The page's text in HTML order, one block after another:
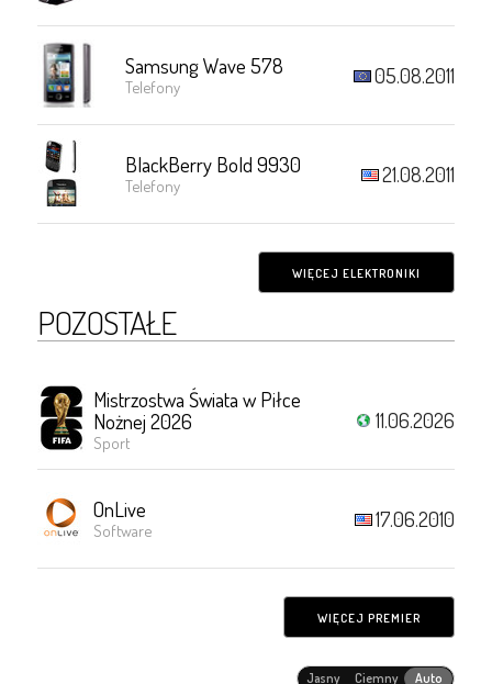
Samsung Wave 578
Telefony 05.08.2011
BlackBerry Bold 9930
Telefony 21.08.2011
WIĘCEJ ELEKTRONIKI
POZOSTAŁE
Mistrzostwa Świata w Piłce
Nożnej 2026
Sport
11.06.2026
OnLive
Software 17.06.2010
WIĘCEJ PREMIER
Jasny Ciemny Auto